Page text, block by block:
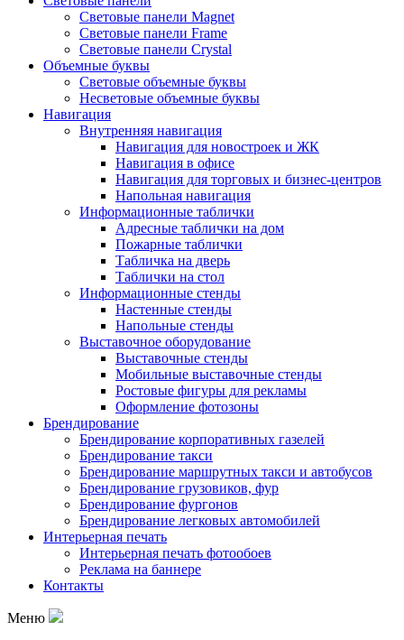
Световые панели Magnet
Световые панели Frame
Световые панели Crystal
Объемные буквы
Световые объемные буквы
Несветовые объемные буквы
Навигация
Внутренняя навигация
Навигация для новостроек и ЖК
Навигация в офисе
Навигация для торговых и бизнес-центров
Напольная навигация
Информационные таблички
Адресные таблички на дом
Пожарные таблички
Табличка на дверь
Таблички на стол
Информационные стенды
Настенные стенды
Напольные стенды
Выставочное оборудование
Выставочные стенды
Мобильные выставочные стенды
Ростовые фигуры для рекламы
Оформление фотозоны
Брендирование
Брендирование корпоративных газелей
Брендирование такси
Брендирование маршрутных такси и автобусов
Брендирование грузовиков, фур
Брендирование фургонов
Брендирование легковых автомобилей
Интерьерная печать
Интерьерная печать фотообоев
Реклама на баннере
Контакты
Меню